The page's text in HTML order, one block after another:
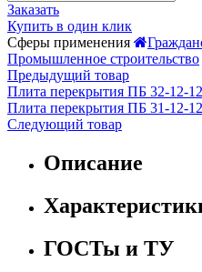
Заказать
Купить в один клик
Сферы применения
Промышленное строительство
Предыдущий товар
Плита перекрытия ПБ 32-12-
Плита перекрытия ПБ 31-12-
Следующий товар
Описание
ГОСТы и ТУ